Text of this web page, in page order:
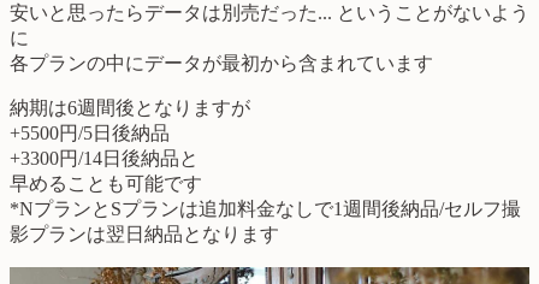
安いと思ったらデータは別売だった... ということがないよう
に
各プランの中にデータが最初から含まれています
納期は6週間後となりますが
+5500円/5日後納品
+3300円/14日後納品と
早めることも可能です
*NプランとSプランは追加料金なしで1週間後納品/セルフ撮
影プランは翌日納品となります